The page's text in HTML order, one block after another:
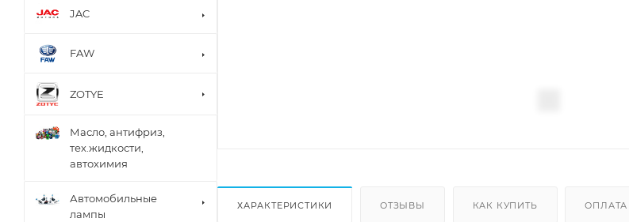
ХАРАКТЕРИСТИКИ ОТЗЫВЫ КАК КУПИТЬ ОПЛАТА
JAC
FAW
ZOTYE
Масло, антифриз,
тех.жидкости,
автохимия
Автомобильные
лампы